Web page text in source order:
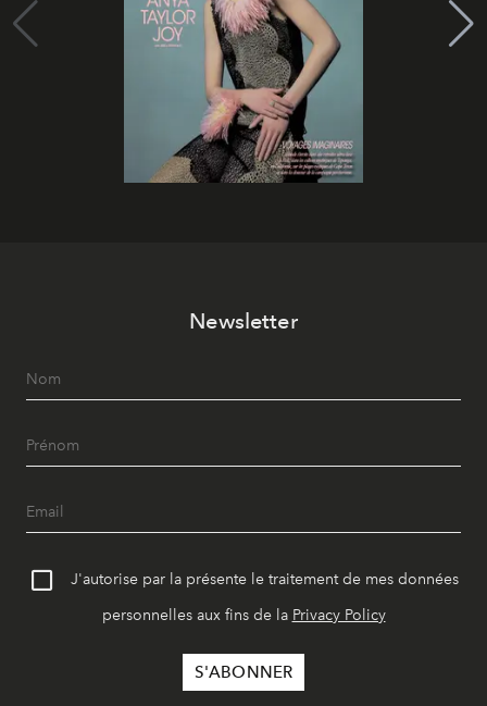
Newsletter
J'autorise par la présente le traitement de mes données
personnelles aux fins de la Privacy Policy